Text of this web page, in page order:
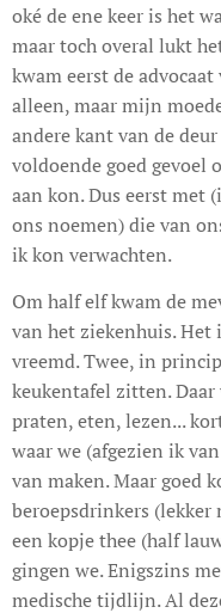
oké de ene keer is het
maar toch overal lukt
kwam eerst de
alleen, maar mijn
andere kant van de
voldoende goed gevoel
aan kon. Dus eerst met
ons noemen) die van
ik kon verwachten.
Om half elf kwam de
van het ziekenhuis. Het
vreemd. Twee, in
keukentafel zitten.
praten, eten, lezen...
waar we (afgezien ik
van maken. Maar goed
beroepsdrinkers
een kopje thee (half
gingen we. Enigszins
medische tijdlijn. Al